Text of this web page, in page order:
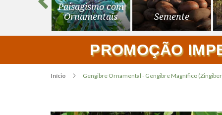
Paisagismo com
Ornamentais
Semente
PROMOÇÃO
Início Gengibre Ornamental - Gengibre Magnífico
o